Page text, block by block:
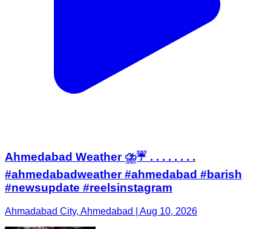
Ahmedabad Weather ⛈️☔️ . . . . . . . .
#ahmedabadweather #ahmedabad #barish
#newsupdate #reelsinstagram
Ahmadabad City, Ahmedabad | Aug 10, 2026